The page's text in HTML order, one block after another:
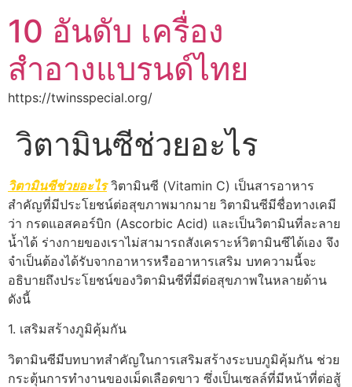
10 อันดับ เครื่อง
สำอางแบรนด์ไทย
https://twinsspecial.org/
วิตามินซีช่วยอะไร
วิตามินซีช่วยอะไรวิตามินซี (Vitamin C) เป็นสารอาหาร
สำคัญที่มีประโยชน์ต่อสุขภาพมากมาย วิตามินซีมีชื่อทางเคมี
ว่า กรดแอสคอร์บิก (Ascorbic Acid) และเป็นวิตามินที่ละลาย
น้ำได้ ร่างกายของเราไม่สามารถสังเคราะห์วิตามินซีได้เอง จึง
จำเป็นต้องได้รับจากอาหารหรืออาหารเสริม บทความนี้จะ
อธิบายถึงประโยชน์ของวิตามินซีที่มีต่อสุขภาพในหลายด้าน
ดังนี้
1. เสริมสร้างภูมิคุ้มกัน
วิตามินซีมีบทบาทสำคัญในการเสริมสร้างระบบภูมิคุ้มกัน ช่วย
กระตุ้นการทำงานของเม็ดเลือดขาว ซึ่งเป็นเซลล์ที่มีหน้าที่ต่อสู้